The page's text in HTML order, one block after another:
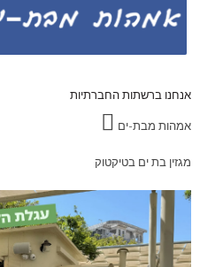
אנחנו ברשתות החברתיות
אמהות מבת-ים
מגזין בת ים בטיקטוק